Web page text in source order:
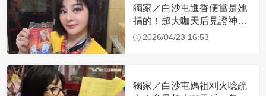
獨家／白沙屯進香便當是她
捐的！超大咖天后見證神
蹟 一靠近媽祖就爆哭
2026/04/23 16:53
獨家／白沙屯媽祖刈火唸疏